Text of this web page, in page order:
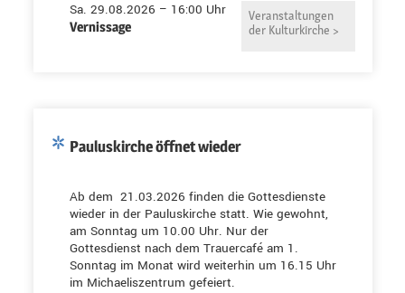
Sa. 29.08.2026 – 16:00 Uhr
Vernissage
Veranstaltungen
der Kulturkirche >
Pauluskirche öffnet wieder
Ab dem 21.03.2026 finden die Gottesdienste
wieder in der Pauluskirche statt. Wie gewohnt,
am Sonntag um 10.00 Uhr. Nur der
Gottesdienst nach dem Trauercafé am 1.
Sonntag im Monat wird weiterhin um 16.15 Uhr
im Michaeliszentrum gefeiert.